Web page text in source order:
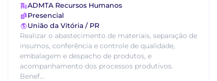
ADMTA Recursos Humanos
Presencial
União da Vitória / PR
Realizar o abastecimento de materiais, separação de
insumos, conferência e controle de qualidade,
embalagem e despacho de produtos, e
acompanhamento dos processos produtivos.
Benef...